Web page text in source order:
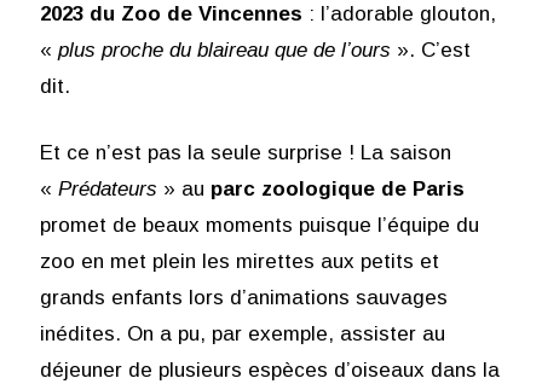
2023 du Zoo de Vincennes : l’adorable glouton,
« plus proche du blaireau que de l’ours ». C’est
dit.
Et ce n’est pas la seule surprise ! La saison
« Prédateurs » au parc zoologique de Paris
promet de beaux moments puisque l’équipe du
zoo en met plein les mirettes aux petits et
grands enfants lors d’animations sauvages
inédites. On a pu, par exemple, assister au
déjeuner de plusieurs espèces d’oiseaux dans la